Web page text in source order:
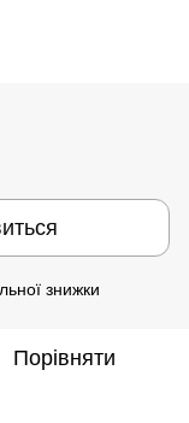
знижки
Порівняти